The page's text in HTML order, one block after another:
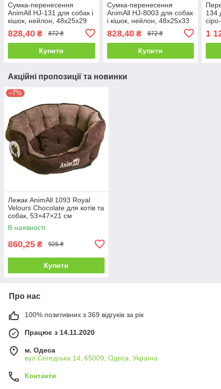
Сумка-перенесення
AnimAll HJ-131 для собак і
кішок, нейлон, 48х25х29
828,40 ₴ 872 ₴
Купити
Сумка-перенесення
AnimAll HJ-8003 для собак
і кішок, нейлон, 48х25х33
828,40₴ 872 ₴
Купити
134
1
Акційні пропозиції та новинки
–7%
Лежак AnimAll 1093 Royal
Velours Chocolate для котів та
собак, 53×47×21 см
В наявності
860,25 ₴ 925 ₴
Купити
Про нас
100% позитивних з 369 відгуків за рік
Працює з 14.11.2020
м. Одеса
вул Сегедська 14, 65009, Одеса, Україна
Контакти